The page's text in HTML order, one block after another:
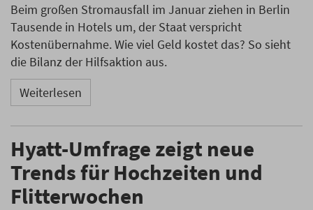
Beim großen Stromausfall im Januar ziehen in Berlin
Tausende in Hotels um, der Staat verspricht
Kostenübernahme. Wie viel Geld kostet das? So sieht
die Bilanz der Hilfsaktion aus.
Weiterlesen
Hyatt-Umfrage zeigt neue
Trends für Hochzeiten und
Flitterwochen